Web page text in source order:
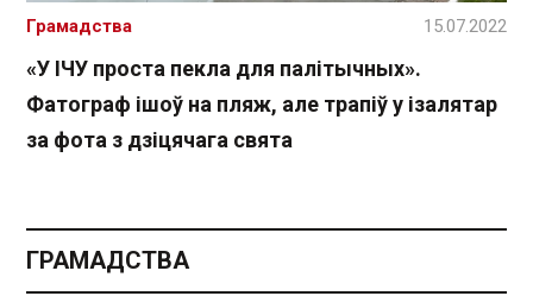
«У ІЧУ проста пекла для палітычных».
Фатограф ішоў на пляж, але трапіў у ізалятар
за фота з дзіцячага свята
Грамадства 15.07.2022
ГРАМАДСТВА